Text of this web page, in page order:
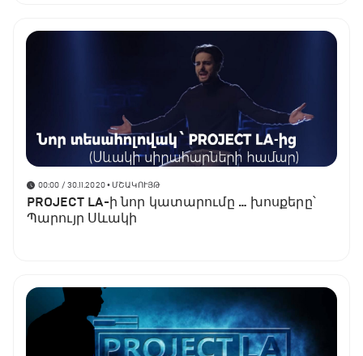
00:00 / 30.11.2020• ՄՇԱԿՈՒՅԹ
PROJECT LA-ի նոր կատարումը … խոսքերը՝
Պարույր Սևակի